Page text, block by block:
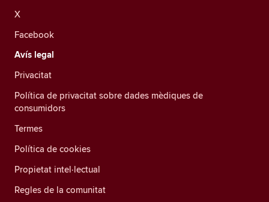
X
Facebook
Avís legal
Privacitat
Política de privacitat sobre dades mèdiques de
consumidors
Termes
Política de cookies
Propietat intel·lectual
Regles de la comunitat